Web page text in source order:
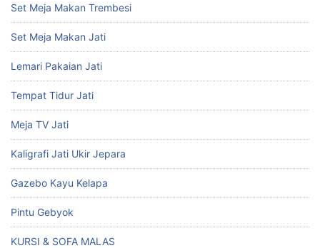
Set Meja Makan Trembesi
Set Meja Makan Jati
Lemari Pakaian Jati
Tempat Tidur Jati
Meja TV Jati
Kaligrafi Jati Ukir Jepara
Gazebo Kayu Kelapa
Pintu Gebyok
KURSI & SOFA MALAS